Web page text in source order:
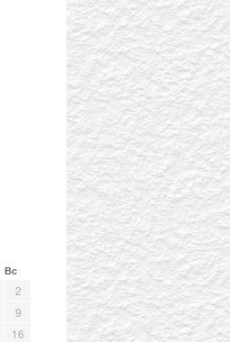
Вс
2
9
16